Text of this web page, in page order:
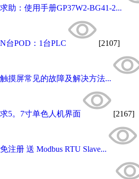
求助：使用手册GP37W2-BG41-2...
N台POD：1台PLC [2107]
触摸屏常见的故障及解决方法...
求5。7寸单色人机界面 [2167]
免注册 送 Modbus RTU Slave...